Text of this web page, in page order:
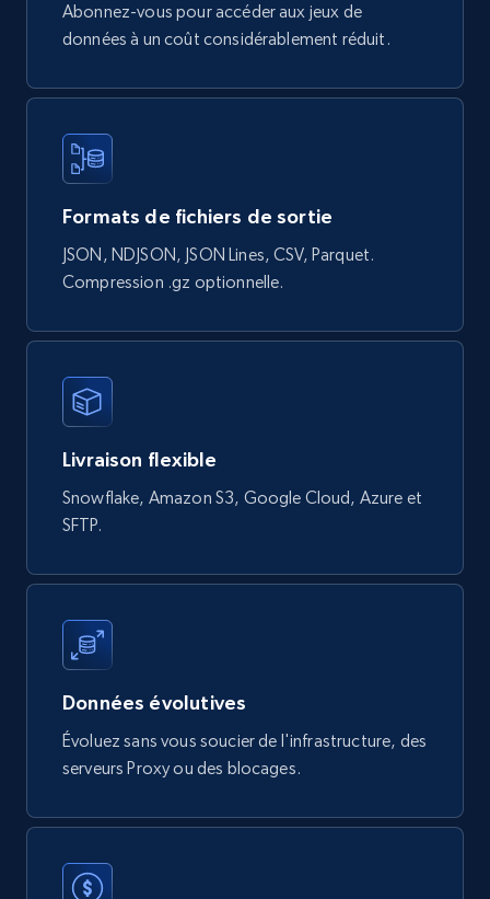
eCommerce
823+ 40+ Buy Now
URL, Product id, Title, Rating, Reviews count,
Initial price, Discount, Final price, and more.
822+
Digikey - Products
Product url, Category url, Part number,
Datasheet url, Rohs compliant, and more.
eCommerce
775+ 80+
Tags, Final price, Original price, and more.
Abonnez-vous pour accéder aux jeux de
données à un coût considérablement réduit.
Formats de fichiers de sortie
JSON, NDJSON, JSON Lines, CSV, Parquet.
Compression .gz optionnelle.
Livraison flexible
Snowflake, Amazon S3, Google Cloud, Azure et
SFTP.
Données évolutives
Évoluez sans vous soucier de l'infrastructure, des
serveurs Proxy ou des blocages.